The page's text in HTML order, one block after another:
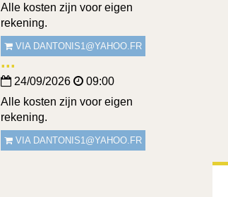
Alle kosten zijn voor eigen
rekening.
VIA DANTONIS1@YAHOO.FR
24/09/2026
09:00
Alle kosten zijn voor eigen
rekening.
VIA DANTONIS1@YAHOO.FR